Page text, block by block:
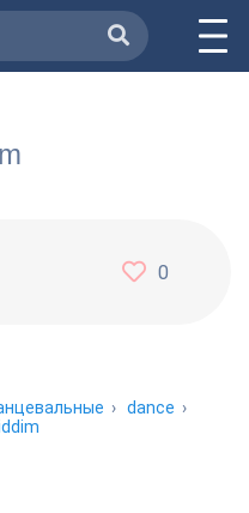
0
›dance ›